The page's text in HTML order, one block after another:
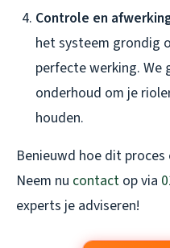
Controle en
het systeem grondig
perfecte werking. We
onderhoud om je
houden.
Benieuwd hoe dit
Neem nu contact op via
experts je adviseren!